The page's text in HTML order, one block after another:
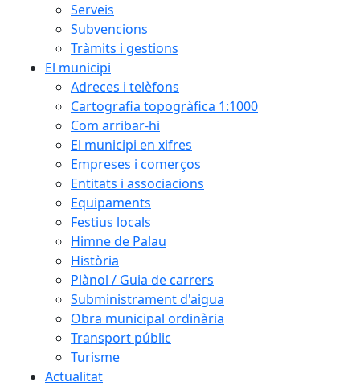
Serveis
Subvencions
Tràmits i gestions
El municipi
Adreces i telèfons
Cartografia topogràfica 1:1000
Com arribar-hi
El municipi en xifres
Empreses i comerços
Entitats i associacions
Equipaments
Festius locals
Himne de Palau
Història
Plànol / Guia de carrers
Subministrament d'aigua
Obra municipal ordinària
Transport públic
Turisme
Actualitat